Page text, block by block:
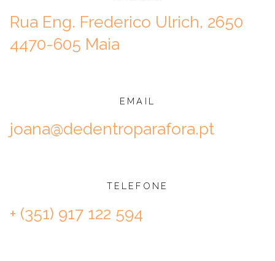
Rua Eng. Frederico Ulrich, 2650
4470-605 Maia
EMAIL
joana@dedentroparafora.pt
TELEFONE
+ (351) 917 122 594